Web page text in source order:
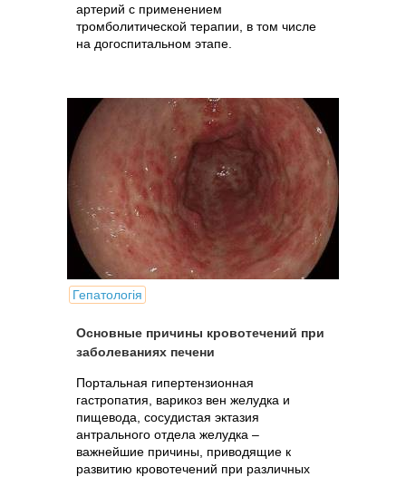
артерий с применением
тромболитической терапии, в том числе
на догоспитальном этапе.
Гепатологія
Основные причины кровотечений при
заболеваниях печени
Портальная гипертензионная
гастропатия, варикоз вен желудка и
пищевода, сосудистая эктазия
антрального отдела желудка –
важнейшие причины, приводящие к
развитию кровотечений при различных